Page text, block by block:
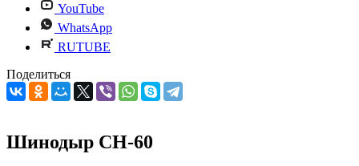
YouTube
WhatsApp
RUTUBE
Поделиться
Шинодыр CH-60